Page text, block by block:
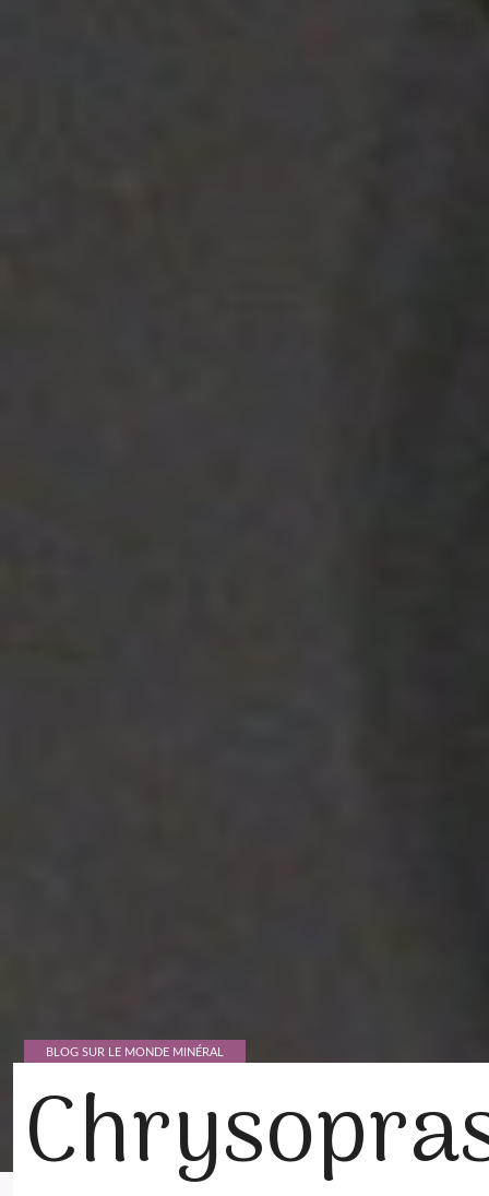
BLOG SUR LE MONDE MINÉRAL